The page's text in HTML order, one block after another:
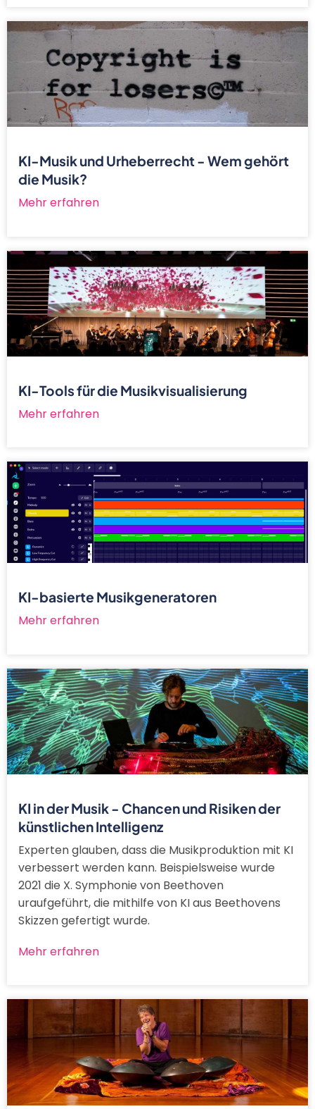
KI-Musik und Urheberrecht - Wem gehört
die Musik?
Mehr erfahren
KI-Tools für die Musikvisualisierung
Mehr erfahren
KI-basierte Musikgeneratoren
Mehr erfahren
KI in der Musik - Chancen und Risiken der
künstlichen Intelligenz
Experten glauben, dass die Musikproduktion mit KI
verbessert werden kann. Beispielsweise wurde
2021 die X. Symphonie von Beethoven
uraufgeführt, die mithilfe von KI aus Beethovens
Skizzen gefertigt wurde.
Mehr erfahren